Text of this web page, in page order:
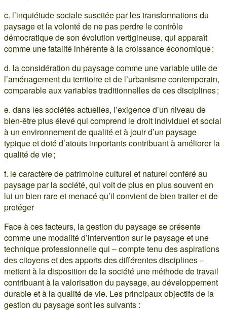
c. l’inquiétude sociale suscitée par les transformations du
paysage et la volonté de ne pas perdre le contrôle
démocratique de son évolution vertigineuse, qui apparaît
comme une fatalité inhérente à la croissance économique ;
d. la considération du paysage comme une variable utile de
l’aménagement du territoire et de l’urbanisme contemporain,
comparable aux variables traditionnelles de ces disciplines ;
e. dans les sociétés actuelles, l’exigence d’un niveau de
bien-être plus élevé qui comprend le droit individuel et social
à un environnement de qualité et à jouir d’un paysage
typique et doté d’atouts importants contribuant à améliorer la
qualité de vie ;
f. le caractère de patrimoine culturel et naturel conféré au
paysage par la société, qui voit de plus en plus souvent en
lui un bien rare et menacé qu’il convient de bien traiter et de
protéger
Face à ces facteurs, la gestion du paysage se présente
comme une modalité d’intervention sur le paysage et une
technique professionnelle qui – compte tenu des aspirations
des citoyens et des apports des différentes disciplines –
mettent à la disposition de la société une méthode de travail
contribuant à la valorisation du paysage, au développement
durable et à la qualité de vie. Les principaux objectifs de la
gestion du paysage sont les suivants :